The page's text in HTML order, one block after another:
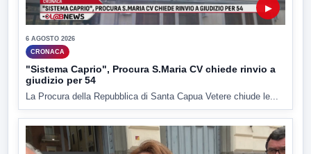
▶
6 AGOSTO 2026
CRONACA
"Sistema Caprio", Procura S.Maria CV chiede rinvio a
giudizio per 54
La Procura della Repubblica di Santa Capua Vetere chiude le...